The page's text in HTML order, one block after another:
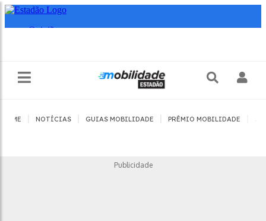
HOME NOTÍCIAS GUIAS MOBILIDADE PRÊMIO MOBILIDADE
Publicidade